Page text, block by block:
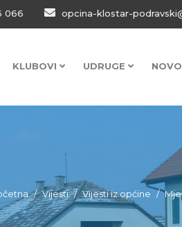
066 opcina-klostar-
KLUBOVI UDRUGE
Vijesti Vijesti iz općine